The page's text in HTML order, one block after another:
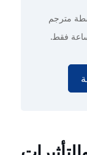
مترجم